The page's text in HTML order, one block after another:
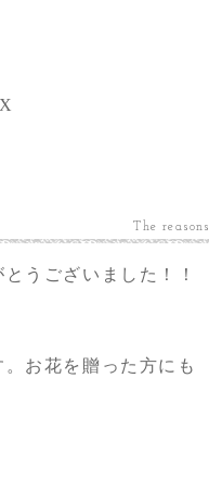
The reasons
うございました！！
お花を贈った方にも